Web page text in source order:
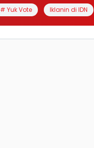
# Yuk Vote Iklanin di IDN